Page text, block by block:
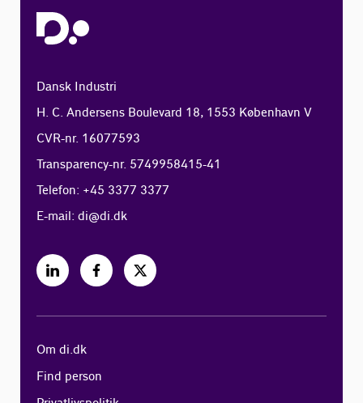
Dansk Industri
H. C. Andersens Boulevard 18, 1553 København V
CVR-nr. 16077593
Transparency-nr. 5749958415-41
Telefon: +45 3377 3377
E-mail:di@di.dk
Om di.dk
Find person